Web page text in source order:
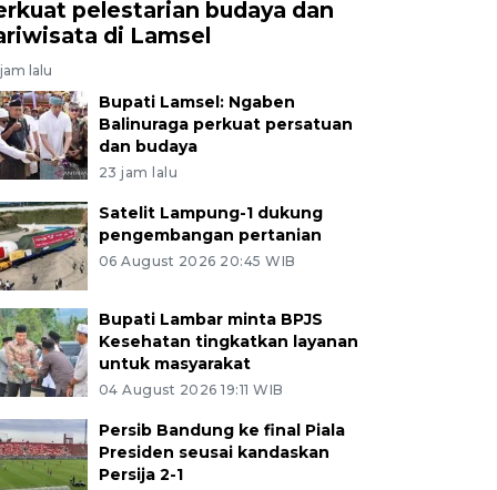
pelestarian budaya dan
di Lamsel
lalu
Bupati Lamsel: Ngaben
Balinuraga perkuat persatuan
dan budaya
23 jam lalu
Satelit Lampung-1 dukung
pengembangan pertanian
06 August 2026 20:45 WIB
Bupati Lambar minta BPJS
Kesehatan tingkatkan layanan
untuk masyarakat
04 August 2026 19:11 WIB
Persib Bandung ke final Piala
Presiden seusai kandaskan
Persija 2-1